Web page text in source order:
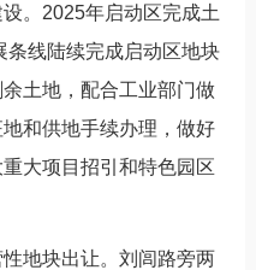
。2025年启动区完成土
线陆续完成启动区地块
土地，配合工业部门做
和供地手续办理，做好
大项目招引和特色园区
地块出让。刘闾路旁两